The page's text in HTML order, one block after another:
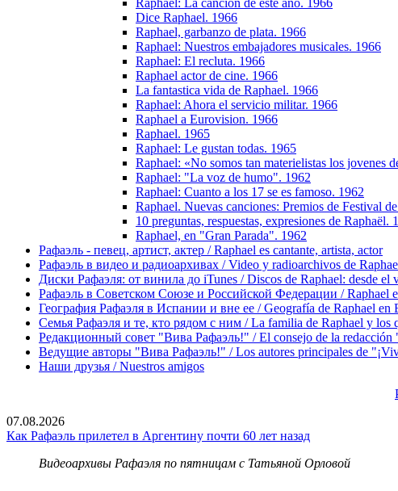
Raphael: La cancion de este año. 1966
Dice Raphael. 1966
Raphael, garbanzo de plata. 1966
Raphael: Nuestros embajadores musicales. 1966
Raphael: El recluta. 1966
Raphael actor de cine. 1966
La fantastica vida de Raphael. 1966
Raphael: Ahora el servicio militar. 1966
Raphael a Eurovision. 1966
Raphael. 1965
Raphael: Le gustan todas. 1965
Raphael: «No somos tan materielistas los jovenes
Raphael: "La voz de humo". 1962
Raphael: Cuanto a los 17 se es famoso. 1962
Raphael. Nuevas canciones: Premios de Festival
10 preguntas, respuestas, expresiones de Raphaёl.
Raphael, en "Gran Parada". 1962
Рафаэль - певец, артист, актер / Raphael es cantante, artista, actor
Рафаэль в видео и радиоархивах / Video y radioarchivos de
Диски Рафаэля: от винила до iTunes / Discos de Raphael: desde el
Рафаэль в Советском Союзе и Российской Федерации / Raphael
География Рафаэля в Испании и вне ее / Geografía de Raphael en
Семья Рафаэля и те, кто рядом с ним / La familia de Raphael y los
Редакционный совет "Вива Рафаэль!" / El consejo de la redacción
Ведущие авторы "Вива Рафаэль!" / Los autores principales de
Наши друзья / Nuestros amigos
07.08.2026
Как Рафаэль прилетел в Аргентину почти 60 лет назад
Видеоархивы Рафаэля по пятницам с Татьяной Орловой